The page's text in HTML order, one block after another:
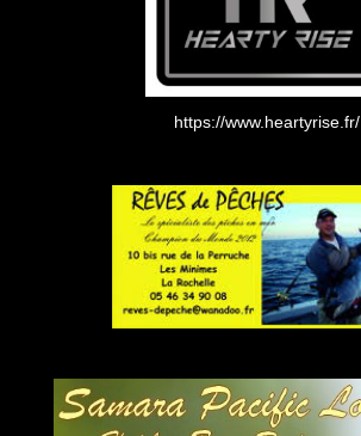
https://www.heartyrise.fr/